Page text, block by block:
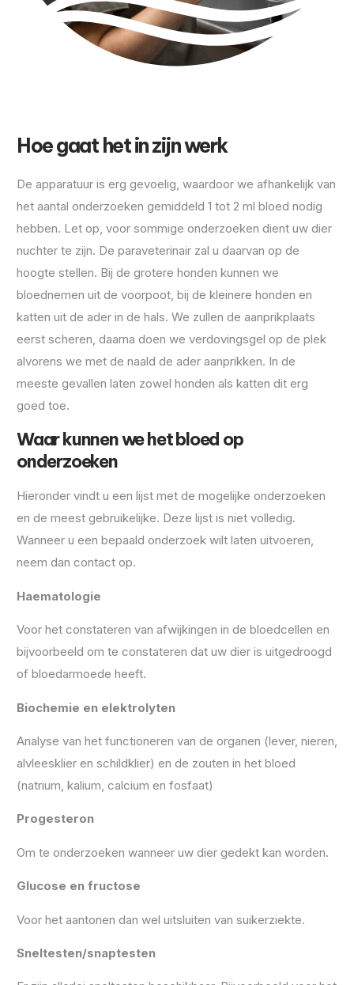
Hoe gaat het in zijn werk
De apparatuur is erg gevoelig, waardoor we afhankelijk van
het aantal onderzoeken gemiddeld 1 tot 2 ml bloed nodig
hebben. Let op, voor sommige onderzoeken dient uw dier
nuchter te zijn. De paraveterinair zal u daarvan op de
hoogte stellen. Bij de grotere honden kunnen we
bloednemen uit de voorpoot, bij de kleinere honden en
katten uit de ader in de hals. We zullen de aanprikplaats
eerst scheren, daarna doen we verdovingsgel op de plek
alvorens we met de naald de ader aanprikken. In de
meeste gevallen laten zowel honden als katten dit erg
goed toe.
Waar kunnen we het bloed op
onderzoeken
Hieronder vindt u een lijst met de mogelijke onderzoeken
en de meest gebruikelijke. Deze lijst is niet volledig.
Wanneer u een bepaald onderzoek wilt laten uitvoeren,
neem dan contact op.
Haematologie
Voor het constateren van afwijkingen in de bloedcellen en
bijvoorbeeld om te constateren dat uw dier is uitgedroogd
of bloedarmoede heeft.
Biochemie en elektrolyten
Analyse van het functioneren van de organen (lever, nieren,
alvleesklier en schildklier) en de zouten in het bloed
(natrium, kalium, calcium en fosfaat)
Progesteron
Om te onderzoeken wanneer uw dier gedekt kan worden.
Glucose en fructose
Voor het aantonen dan wel uitsluiten van suikerziekte.
Sneltesten/snaptesten